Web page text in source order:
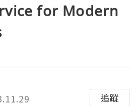
for Modern
追蹤